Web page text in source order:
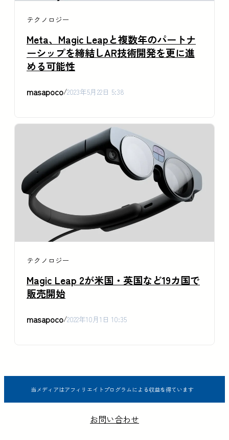
テクノロジー
Meta、Magic Leapと複数年のパートナ
ーシップを締結しAR技術開発を更に進
める可能性
masapoco/2023年5月22日 5:38
テクノロジー
Magic Leap 2が米国・英国など19カ国で
販売開始
masapoco/2022年10月1日 10:35
当メディアはアフィリエイトプログラムによる収益を得ています
お問い合わせ